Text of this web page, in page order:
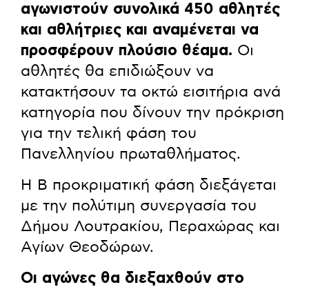
αγωνιστούν συνολικά 450 αθλητές
και αθλήτριες και αναμένεται να
προσφέρουν πλούσιο θέαμα. Οι
αθλητές θα επιδιώξουν να
κατακτήσουν τα οκτώ εισιτήρια ανά
κατηγορία που δίνουν την πρόκριση
για την τελική φάση του
Πανελληνίου πρωταθλήματος.
Η Β προκριματική φάση διεξάγεται
με την πολύτιμη συνεργασία του
Δήμου Λουτρακίου, Περαχώρας και
Αγίων Θεοδώρων.
Οι αγώνες θα διεξαχθούν στο